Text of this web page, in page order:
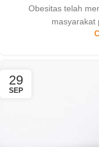
Obesitas telah
masyarakat
29
SEP